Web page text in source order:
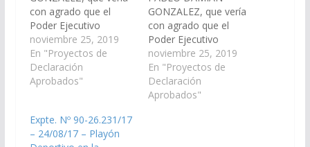
con agrado que el
Poder Ejecutivo
Provincial, incluya en el
Plan de Trabajos
Públicos del
Presupuesto General
construcción de
Tinglado y Playón
noviembre 25, 2019
En "Proyectos de
Declaración
Aprobados"
GONZALEZ, que vería
con agrado que el
Poder Ejecutivo
Provincial, incluya en el
Plan de Trabajos
Públicos del
Presupuesto General
noviembre 25, 2019
En "Proyectos de
Declaración
Aprobados"
Expte. Nº 90-26.231/17
– 24/08/17 – Playón